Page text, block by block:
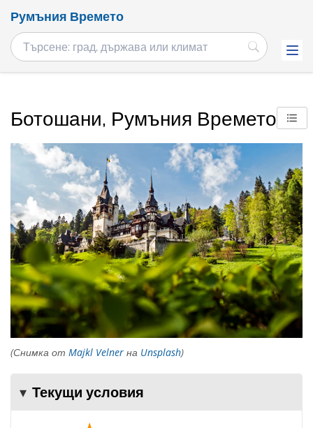
Румъния Времето
Ботошани, Румъния Времето
(Снимка от Majkl Velner на Unsplash)
Текущи условия